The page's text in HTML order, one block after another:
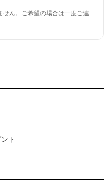
ん。ご希望の場合は一度ご連
ト